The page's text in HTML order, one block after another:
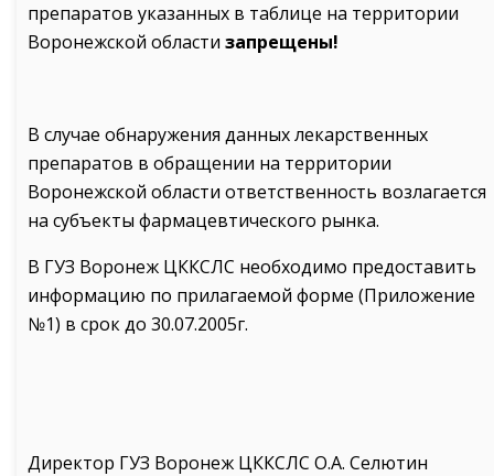
препаратов указанных в таблице на территории
Воронежской области запрещены!
В случае обнаружения данных лекарственных
препаратов в обращении на территории
Воронежской области ответственность возлагается
на субъекты фармацевтического рынка.
В ГУЗ Воронеж ЦККСЛС необходимо предоставить
информацию по прилагаемой форме (Приложение
№1) в срок до 30.07.2005г.
Директор ГУЗ Воронеж ЦККСЛС О.А. Селютин